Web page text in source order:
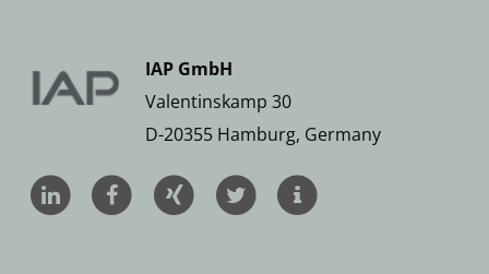
IAP GmbH
Valentinskamp 30
D-20355 Hamburg, Germany